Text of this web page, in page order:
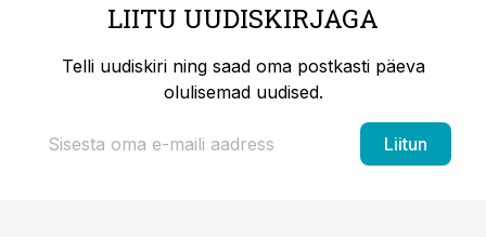
LIITU UUDISKIRJAGA
Telli uudiskiri ning saad oma postkasti päeva
olulisemad uudised.
Liitun